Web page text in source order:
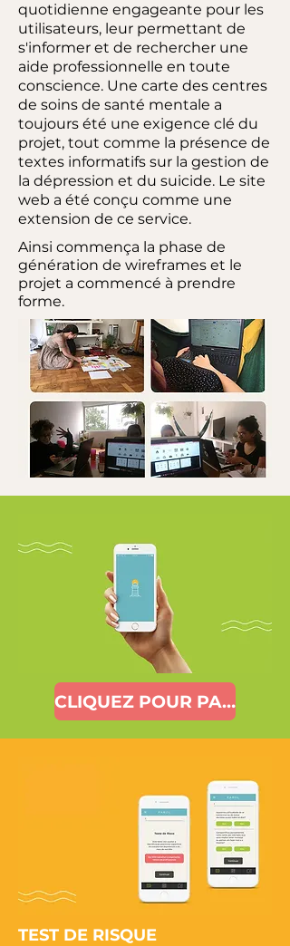
quotidienne engageante pour les
utilisateurs, leur permettant de
s'informer et de rechercher une
aide professionnelle en toute
conscience. Une carte des centres
de soins de santé mentale a
toujours été une exigence clé du
projet, tout comme la présence de
textes informatifs sur la gestion de
la dépression et du suicide. Le site
web a été conçu comme une
extension de ce service.
Ainsi commença la phase de
génération de wireframes et le
projet a commencé à prendre
forme.
CLIQUEZ POUR PARCOURIR
TEST DE RISQUE